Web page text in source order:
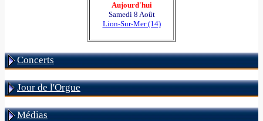
Aujourd'hui
Samedi 8 Août
Lion-Sur-Mer (14)
Concerts
Jour de l'Orgue
Médias